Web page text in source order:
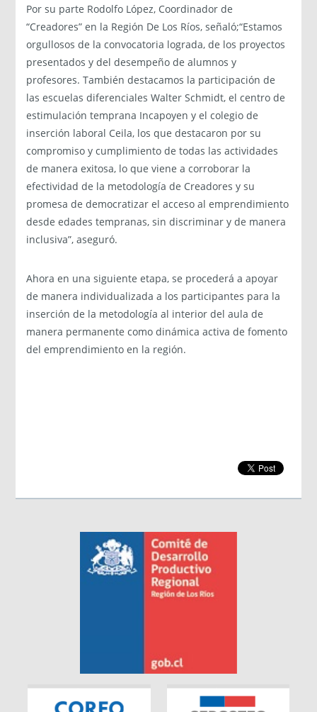
Por su parte Rodolfo López, Coordinador de
“Creadores” en la Región De Los Ríos, señaló;“Estamos
orgullosos de la convocatoria lograda, de los proyectos
presentados y del desempeño de alumnos y
profesores. También destacamos la participación de
las escuelas diferenciales Walter Schmidt, el centro de
estimulación temprana Incapoyen y el colegio de
inserción laboral Ceila, los que destacaron por su
compromiso y cumplimiento de todas las actividades
de manera exitosa, lo que viene a corroborar la
efectividad de la metodología de Creadores y su
promesa de democratizar el acceso al emprendimiento
desde edades tempranas, sin discriminar y de manera
inclusiva”, aseguró.
Ahora en una siguiente etapa, se procederá a apoyar
de manera individualizada a los participantes para la
inserción de la metodología al interior del aula de
manera permanente como dinámica activa de fomento
del emprendimiento en la región.